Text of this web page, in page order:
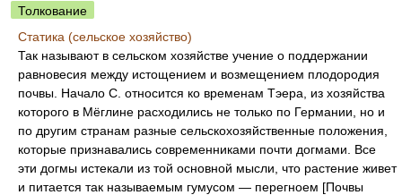
Толкование
Статика (сельское хозяйство)
Так называют в сельском хозяйстве учение о поддержании
равновесия между истощением и возмещением плодородия
почвы. Начало С. относится ко временам Тэера, из хозяйства
которого в Мёглине расходились не только по Германии, но и
по другим странам разные сельскохозяйственные положения,
которые признавались современниками почти догмами. Все
эти догмы истекали из той основной мысли, что растение живет
и питается так называемым гумусом — перегноем [Почвы